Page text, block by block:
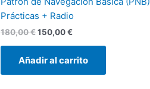
Prácticas + Radio
180,00€150,00€
Añadir al carrito